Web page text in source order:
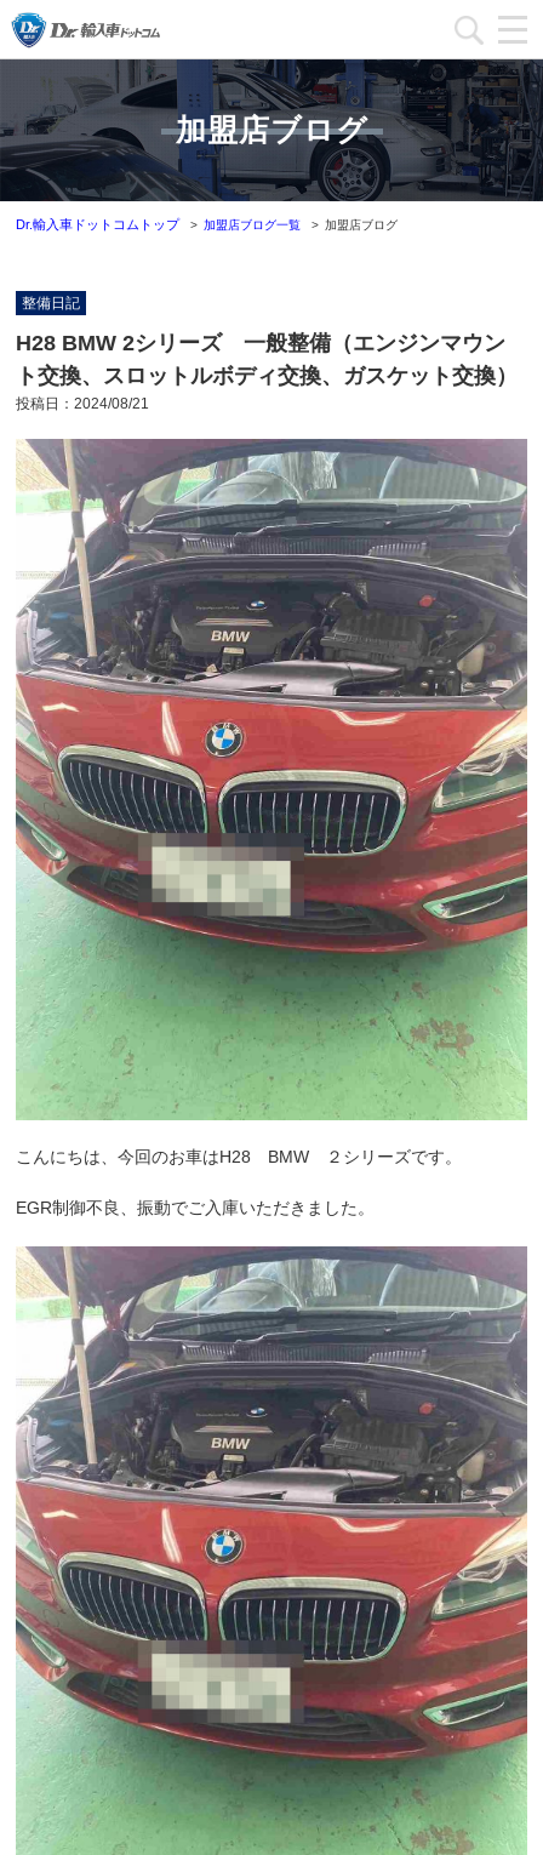
加盟店一覧
加盟店ブログ一覧
インフォメーション
加盟店募集
本部問い合わせ
加盟店ブログ
Dr.輸入車ドットコムトップ 加盟店ブログ一覧 加盟店ブログ
整備日記
H28 BMW 2シリーズ 一般整備（エンジンマウン
ト交換、スロットルボディ交換、ガスケット交換）
投稿日：2024/08/21
こんにちは、今回のお車はH28 BMW ２シリーズです。
EGR制御不良、振動でご入庫いただきました。